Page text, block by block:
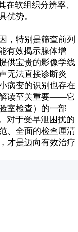
在软组织分辨率、
优势。
，特别是筛查前列
有效揭示腺体增
供宝贵的影像学线
无法直接诊断炎
病变的识别也存在
解读至关重要——它
室检查）的一部
对于受早泄困扰的
、全面的检查厘清
才是迈向有效治疗